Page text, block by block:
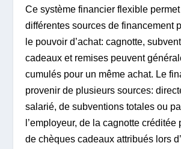
Ce système financier flexible
différentes sources de financement
le pouvoir d’achat: cagnotte,
cadeaux et remises peuvent
cumulés pour un même achat. Le
provenir de plusieurs sources:
salarié, de subventions totales ou
l’employeur, de la cagnotte créditée
de chèques cadeaux attribués lors